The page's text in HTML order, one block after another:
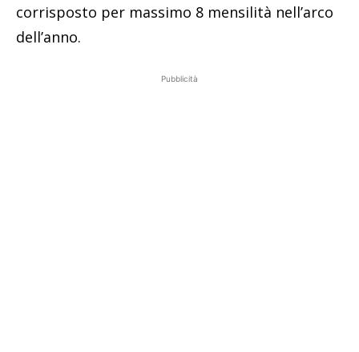
corrisposto per massimo 8 mensilità nell’arco
dell’anno.
Pubblicità